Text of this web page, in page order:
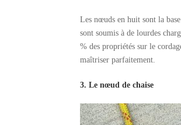
Les nœuds en huit sont la
sont soumis à de lourdes
% des propriétés sur le
maîtriser parfaitement.
3. Le nœud de chaise